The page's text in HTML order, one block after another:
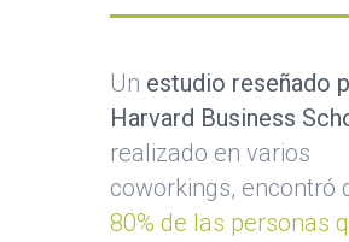
Un estudio reseñado
Harvard Business
realizado en varios
coworkings, encontró
80% de las personas